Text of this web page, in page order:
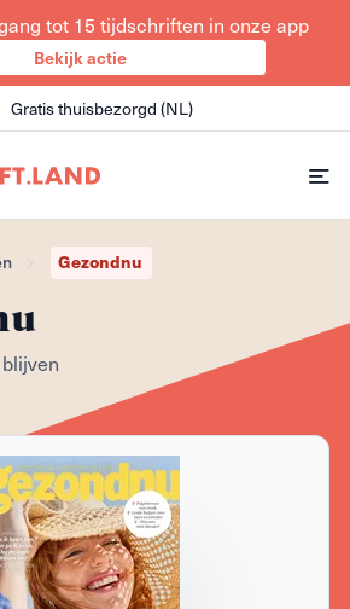
tot 15 tijdschriften in onze app
Bekijk actie
Gratis thuisbezorgd (NL)
Gezondnu